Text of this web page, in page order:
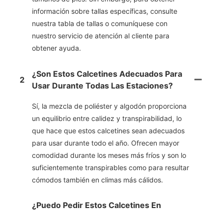
información sobre tallas específicas, consulte
nuestra tabla de tallas o comuníquese con
nuestro servicio de atención al cliente para
obtener ayuda.
2
¿Son Estos Calcetines Adecuados Para
Usar Durante Todas Las Estaciones?
Sí, la mezcla de poliéster y algodón proporciona
un equilibrio entre calidez y transpirabilidad, lo
que hace que estos calcetines sean adecuados
para usar durante todo el año. Ofrecen mayor
comodidad durante los meses más fríos y son lo
suficientemente transpirables como para resultar
cómodos también en climas más cálidos.
¿Puedo Pedir Estos Calcetines En